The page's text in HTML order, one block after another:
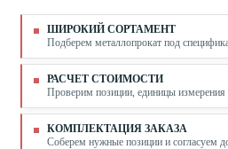
ШИРОКИЙ СОРТАМЕНТ
Подберем металлопрокат под
РАСЧЕТ СТОИМОСТИ
Проверим позиции, единицы измерения
КОМПЛЕКТАЦИЯ ЗАКАЗА
Соберем нужные позиции и согласуем